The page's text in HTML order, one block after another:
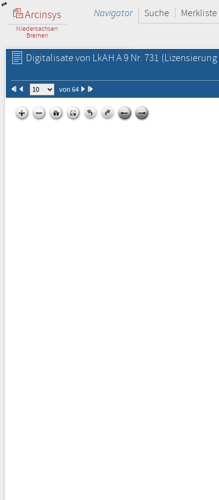
Arcinsys
Niedersachsen
Bremen
Navigator Suche Merkliste
Digitalisate von LkAH A 9 Nr. 731
von 64